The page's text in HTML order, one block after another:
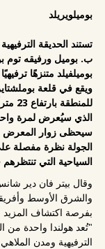
بوميلويريلد
تستند الحديقة
ب. بوميل ورفيقه توم
ويقع في قلعة
سيحظى زوار المعرض
الجولة نظرة مفصلة على
السياحية التي
والشرق الأوسط
بفرصة اكتشاف المزيد
"تُعد هولندا واحدة من
الترفيهية ومدن